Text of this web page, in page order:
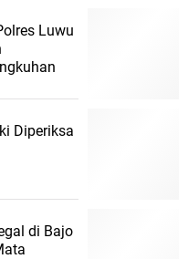
Luwu
Diperiksa
di Bajo